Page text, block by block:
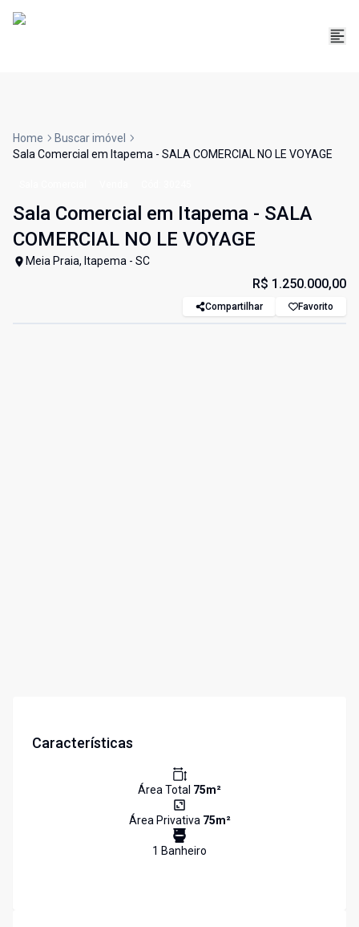
Home
Buscar imóvel
Sala Comercial em Itapema - SALA COMERCIAL NO LE VOYAGE
Sala Comercial em Itapema - SALA
COMERCIAL NO LE VOYAGE
Meia Praia, Itapema - SC
R$ 1.250.000,00
Compartilhar Favorito
Características
Área Total 75m²
Área Privativa 75m²
1 Banheiro